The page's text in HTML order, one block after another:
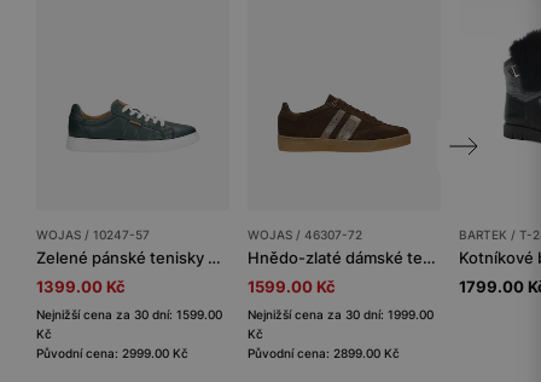
WOJAS / 10247-57
Zelené pánské tenisky na bílé podrážce
1399.00 Kč
Nejnižší cena za 30 dní: 1599.00
Kč
Původní cena: 2999.00 Kč
WOJAS / 46307-72
Hnědo-zlaté dámské tenisky na ploché podrážce
1599.00 Kč
Nejnižší cena za 30 dní: 1999.00
Kč
Původní cena: 2899.00 Kč
BARTEK / T-
1799.00